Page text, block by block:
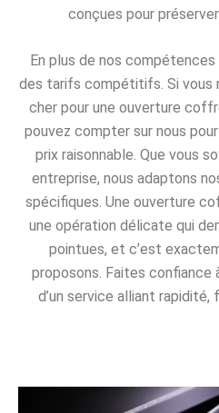
conçues pour
En plus de nos
des tarifs compétitifs. Si vous
cher pour une ouverture
pouvez compter sur nous
prix raisonnable. Que vous
entreprise, nous adaptons
spécifiques. Une ouverture
une opération délicate qui
pointues, et c’est
proposons. Faites
d’un service alliant